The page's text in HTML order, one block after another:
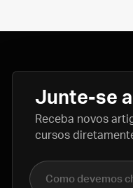
Junte-se
Receba novos
cursos
Nome completo